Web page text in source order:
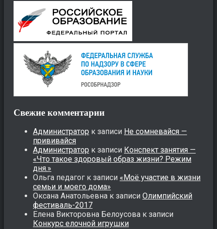
Свежие комментарии
Администратор к записи Не сомневайся —
прививайся
Администратор к записи Конспект занятия —
«Что такое здоровый образ жизни? Режим
дня.»
Ольга педагог к записи «Моё участие в жизни
семьи и моего дома»
Оксана Анатольевна к записи Олимпийский
фестиваль-2017
Елена Викторовна Белоусова к записи
Конкурс елочной игрушки